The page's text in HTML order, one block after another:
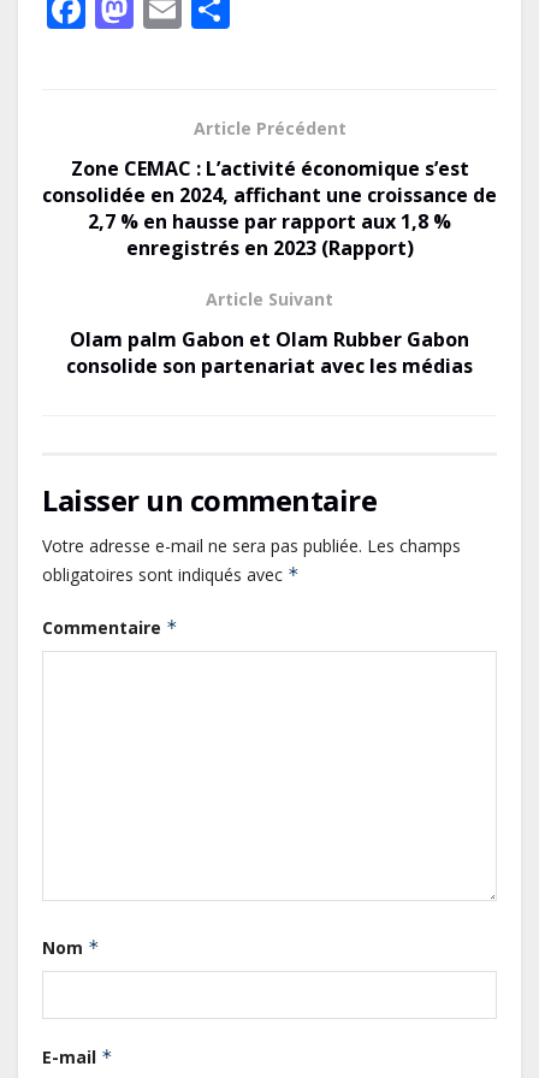
o
o
k
o
n
g
er
Article Précédent
Zone CEMAC : L’activité économique s’est
consolidée en 2024, affichant une croissance de
2,7 % en hausse par rapport aux 1,8 %
enregistrés en 2023 (Rapport)
Article Suivant
Olam palm Gabon et Olam Rubber Gabon
consolide son partenariat avec les médias
Laisser un commentaire
Votre adresse e-mail ne sera pas publiée. Les champs
obligatoires sont indiqués avec *
Commentaire *
Nom *
E-mail *
Gabon : L’activité économique a